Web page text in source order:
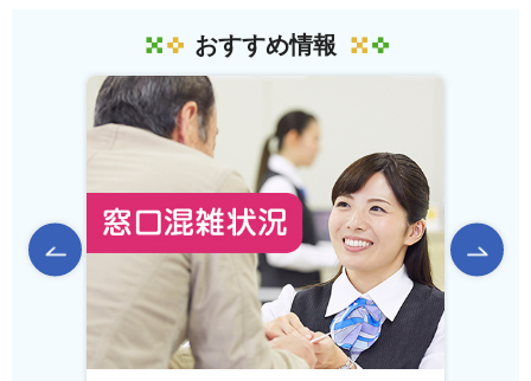
おすすめ情報
前のスライドを表示